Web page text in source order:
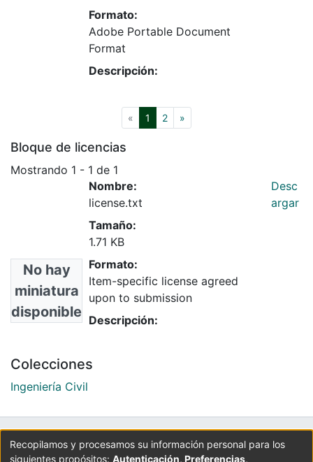
Formato:
Adobe Portable Document
Format
Descripción:
« 1 (current)
2 »
Bloque de licencias
Mostrando 1 - 1 de 1
No hay
miniatura
disponible
Nombre:
license.txt
Tamaño:
1.71 KB
Formato:
Item-specific license agreed
upon to submission
Descripción:
Desc
argar
Colecciones
Ingeniería Civil
UNIVERSIDAD LA GRAN COLOMBIA
Recopilamos y procesamos su información personal para los
siguientes propósitos: Autenticación, Preferencias,